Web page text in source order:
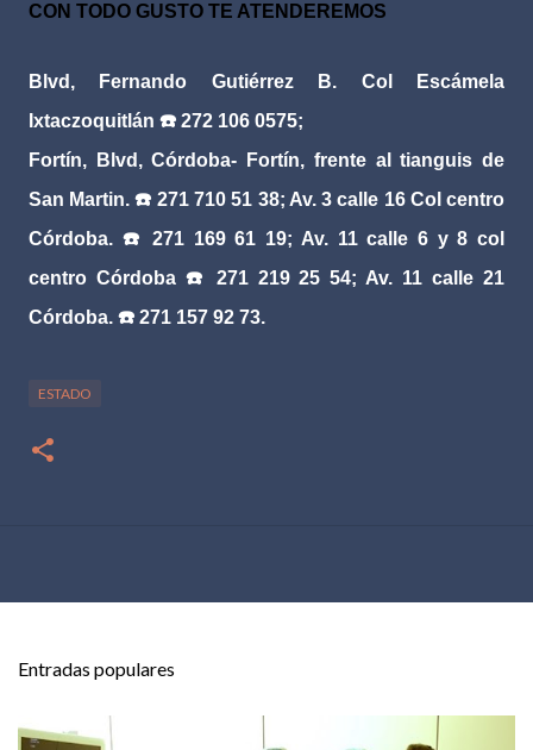
CON TODO GUSTO TE ATENDEREMOS
Blvd, Fernando Gutiérrez B. Col Escámela
Ixtaczoquitlán ☎ ️ 272 106 0575;
Fortín, Blvd, Córdoba- Fortín, frente al tianguis de
San Martin.☎ ️ 271 710 51 38; Av. 3 calle 16 Col centro
Córdoba. ☎
️ 271 169 61 19; Av. 11 calle 6 y 8 col
centro Córdoba ☎
️ 271 219 25 54; Av. 11 calle 21
Córdoba. ☎ ️ 271 157 92 73.
ESTADO
Entradas populares